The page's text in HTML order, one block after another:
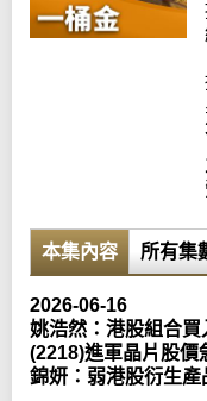
本集內容 所有集
2026-06-16
姚浩然：港股組合
(2218)進軍晶片股價
錦妍：弱港股衍生產